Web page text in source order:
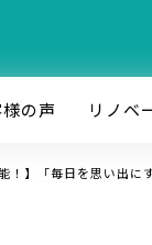
の声 リノベ
！】「毎日を思い出に